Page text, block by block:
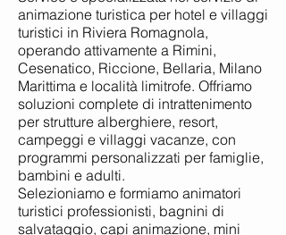
animazione turistica per hotel e villaggi
turistici in Riviera Romagnola,
operando attivamente a Rimini,
Cesenatico, Riccione, Bellaria, Milano
Marittima e località limitrofe. Offriamo
soluzioni complete di intrattenimento
per strutture alberghiere, resort,
campeggi e villaggi vacanze, con
programmi personalizzati per famiglie,
bambini e adulti.
Selezioniamo e formiamo animatori
turistici professionisti, bagnini di
salvataggio, capi animazione, mini